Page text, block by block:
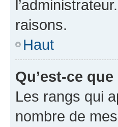
raisons.
Haut
Qu’est-ce
Les rangs qui
nombre de